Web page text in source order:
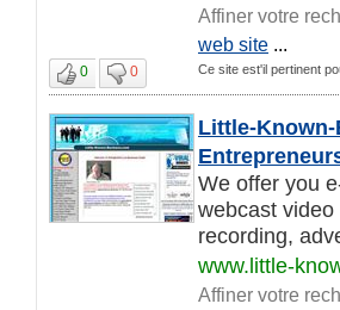
Affiner votre
web site ...
0 0 Ce site est'il pertinent
Little-
We offer you
webcast
recording,
www.little-
Affiner votre